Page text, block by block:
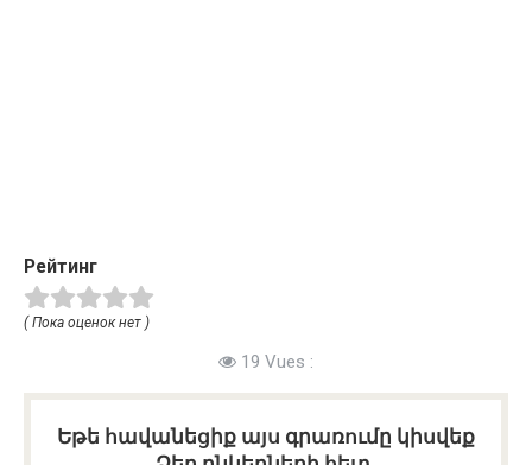
Рейтинг
( Пока оценок нет )
19 Vues :
Եթե հավանեցիք այս գրառումը կիսվեք